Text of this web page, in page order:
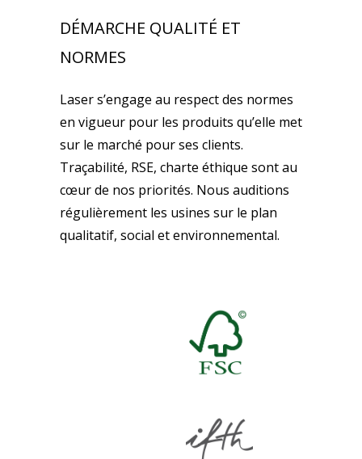
DÉMARCHE QUALITÉ ET
NORMES
Laser s’engage au respect des normes
en vigueur pour les produits qu’elle met
sur le marché pour ses clients.
Traçabilité, RSE, charte éthique sont au
cœur de nos priorités. Nous auditions
régulièrement les usines sur le plan
qualitatif, social et environnemental.